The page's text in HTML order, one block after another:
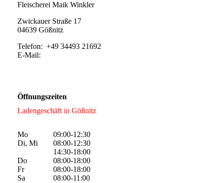
Fleischerei Maik Winkler
Zwickauer Straße 17
04639 Gößnitz
Telefon: +49 34493 21692
E-Mail:
Öffnungszeiten
Ladengeschäft in Gößnitz
Mo
Di, Mi
Do
Fr
Sa
09:00-12:30
08:00-12:30
14:30-18:00
08:00-18:00
08:00-18:00
08:00-11:00